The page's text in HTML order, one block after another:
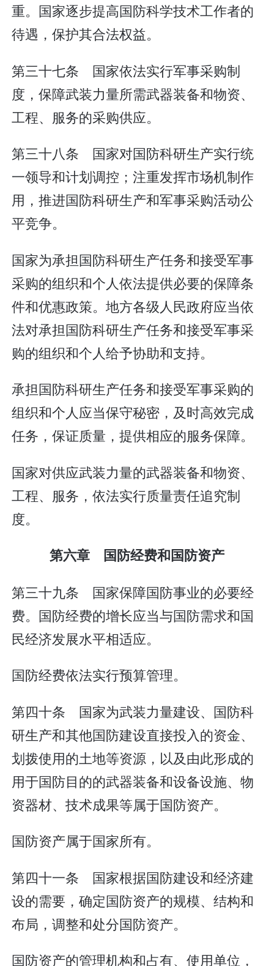
重。国家逐步提高国防科学技术工作者的
待遇，保护其合法权益。
第三十七条 国家依法实行军事采购制
度，保障武装力量所需武器装备和物资、
工程、服务的采购供应。
第三十八条 国家对国防科研生产实行统
一领导和计划调控；注重发挥市场机制作
用，推进国防科研生产和军事采购活动公
平竞争。
国家为承担国防科研生产任务和接受军事
采购的组织和个人依法提供必要的保障条
件和优惠政策。地方各级人民政府应当依
法对承担国防科研生产任务和接受军事采
购的组织和个人给予协助和支持。
承担国防科研生产任务和接受军事采购的
组织和个人应当保守秘密，及时高效完成
任务，保证质量，提供相应的服务保障。
国家对供应武装力量的武器装备和物资、
工程、服务，依法实行质量责任追究制
度。
第六章 国防经费和国防资产
第三十九条 国家保障国防事业的必要经
费。国防经费的增长应当与国防需求和国
民经济发展水平相适应。
国防经费依法实行预算管理。
第四十条 国家为武装力量建设、国防科
研生产和其他国防建设直接投入的资金、
划拨使用的土地等资源，以及由此形成的
用于国防目的的武器装备和设备设施、物
资器材、技术成果等属于国防资产。
国防资产属于国家所有。
第四十一条 国家根据国防建设和经济建
设的需要，确定国防资产的规模、结构和
布局，调整和处分国防资产。
国防资产的管理机构和占有、使用单位，